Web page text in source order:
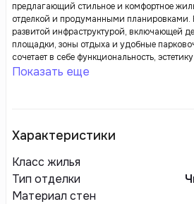
предлагающий стильное и комфортное
отделкой и продуманными планировками.
развитой инфраструктурой, включающей
площадки, зоны отдыха и удобные
сочетает в себе функциональность,
что делает его отличным выбором для
Показать еще
Характеристики
Класс жилья
Тип отделки
Материал стен